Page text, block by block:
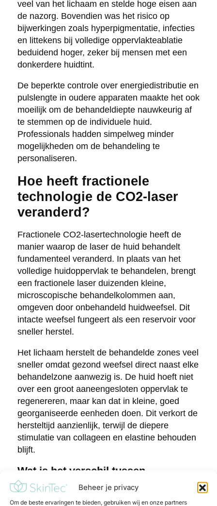
Beheer je privacy
Om de beste ervaringen te bieden, gebruiken wij en onze partners
veel van het lichaam en stelde hoge eisen aan
de nazorg. Bovendien was het risico op
bijwerkingen zoals hyperpigmentatie, infecties
en littekens bij volledige oppervlakteablatie
beduidend hoger, zeker bij mensen met een
donkerdere huidtint.
De beperkte controle over energiedistributie en
pulslengte in oudere apparaten maakte het ook
moeilijk om de behandeldiepte nauwkeurig af
te stemmen op de individuele huid.
Professionals hadden simpelweg minder
mogelijkheden om de behandeling te
personaliseren.
Hoe heeft fractionele
technologie de CO2-laser
veranderd?
Fractionele CO2-lasertechnologie heeft de
manier waarop de laser de huid behandelt
fundamenteel veranderd. In plaats van het
volledige huidoppervlak te behandelen, brengt
een fractionele laser duizenden kleine,
microscopische behandelkolommen aan,
omgeven door onbehandeld huidweefsel. Dit
intacte weefsel fungeert als een reservoir voor
sneller herstel.
Het lichaam herstelt de behandelde zones veel
sneller omdat gezond weefsel direct naast elke
behandelzone aanwezig is. De huid hoeft niet
over een groot aaneengesloten oppervlak te
regenereren, maar kan dat in kleine, goed
georganiseerde eenheden doen. Dit verkort de
hersteltijd aanzienlijk, terwijl de diepere
stimulatie van collageen en elastine behouden
blijft.
Wat is het verschil tussen
fractioneel ablatief en fractioneel
niet-ablatief?